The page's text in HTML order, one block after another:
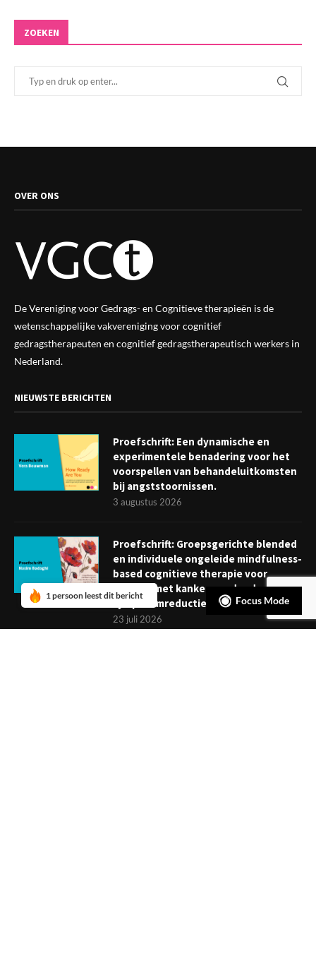
ZOEKEN
OVER ONS
De Vereniging voor Gedrags- en Cognitieve therapieën is de
wetenschappelijke vakverenigingvoor cognitief
gedragstherapeuten en cognitief gedragstherapeutisch werkers in
Nederland.
NIEUWSTE BERICHTEN
Proefschrift: Een dynamische en
experimentele benadering voor het
voorspellen van behandeluitkomsten
bij angststoornissen.
3 augustus 2026
Proefschrift: Groepsgerichte blended
en individuele ongeleide mindfulness-
based cognitieve therapie voor
mensen met kanker: verder dan
symptoomreductie
23 juli 2026
Focus Mode
1 persoon leest dit bericht